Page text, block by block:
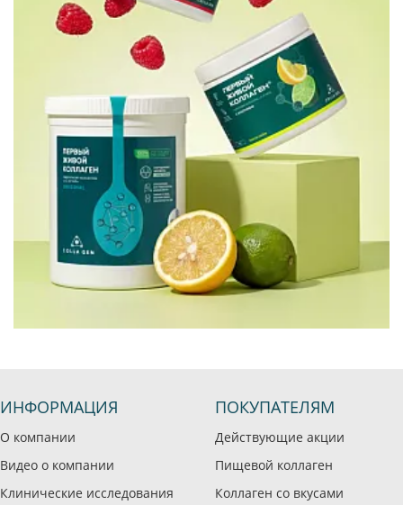
ИНФОРМАЦИЯ
О компании
Видео о компании
Клинические исследования
ПОКУПАТЕЛЯМ
Действующие акции
Пищевой коллаген
Коллаген со вкусами